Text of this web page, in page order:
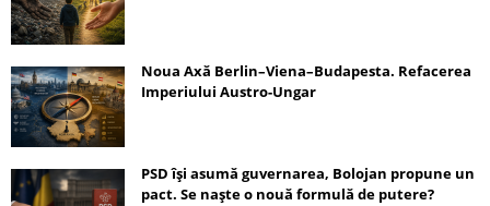
Noua Axă Berlin–Viena–Budapesta. Refacerea
Imperiului Austro-Ungar
PSD își asumă guvernarea, Bolojan propune un
pact. Se naște o nouă formulă de putere?